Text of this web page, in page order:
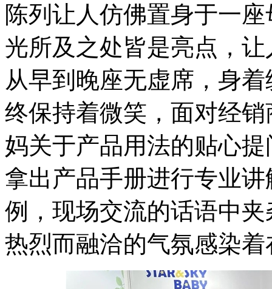
陈列让人仿佛置身于一
光所及之处皆是亮点，
从早到晚座无虚席，身
终保持着微笑，面对经
妈关于产品用法的贴心
拿出产品手册进行专业
例，现场交流的话语中
热烈而融洽的气氛感染